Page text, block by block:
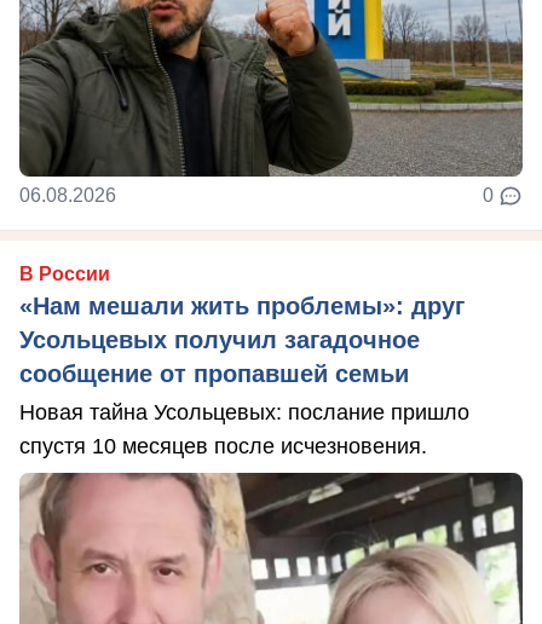
06.08.2026 0
В России
«Нам мешали жить проблемы»: друг
Усольцевых получил загадочное
сообщение от пропавшей семьи
Новая тайна Усольцевых: послание пришло
спустя 10 месяцев после исчезновения.